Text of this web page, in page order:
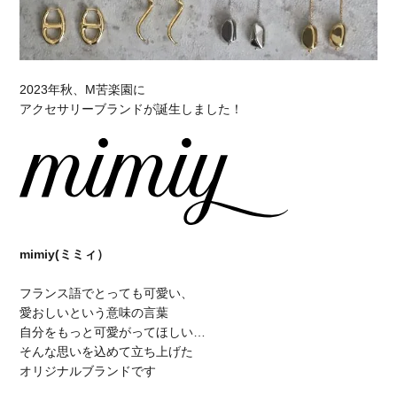
2023年秋、M苦楽園に
アクセサリーブランドが誕生しました！
mimiy(ミミィ）
フランス語でとっても可愛い、
愛おしいという意味の言葉
自分をもっと可愛がってほしい…
そんな思いを込めて立ち上げた
オリジナルブランドです